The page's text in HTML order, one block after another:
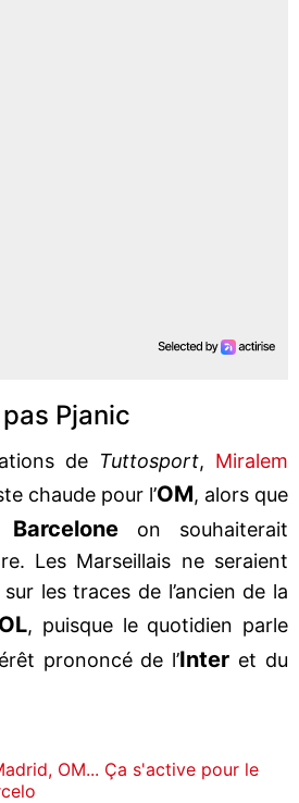
pas Pjanic
de Tuttosport, Miralem
chaude pour l’OM, alors que
Barcelone on souhaiterait
Les Marseillais ne seraient
les traces de l’ancien de la
OL, puisque le quotidien parle
prononcé de l’Inter et du
OM... Ça s'active pour le